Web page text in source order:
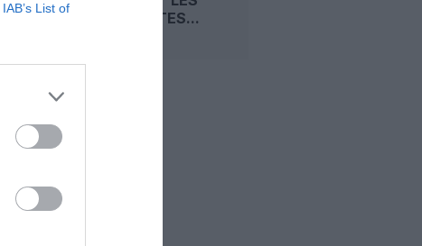
IAB’s List of
MOTORISTES...